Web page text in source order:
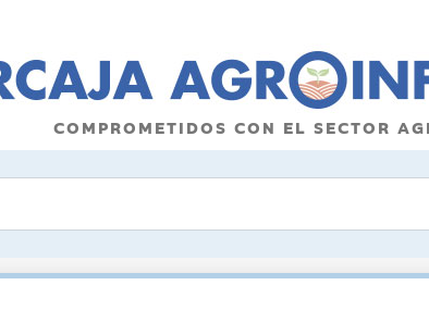
COMPROMETIDOS CON EL SECTOR